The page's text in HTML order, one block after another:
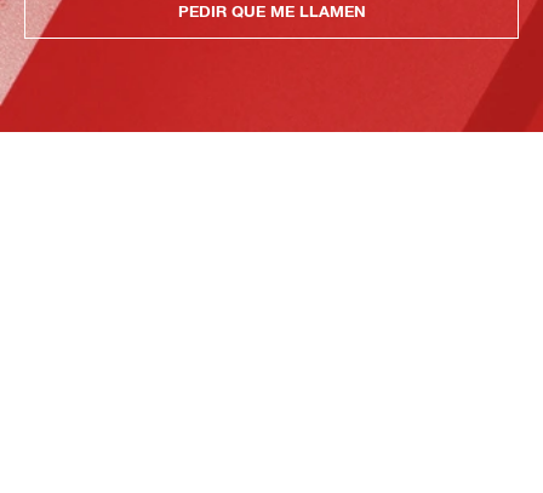
PEDIR QUE ME LLAMEN